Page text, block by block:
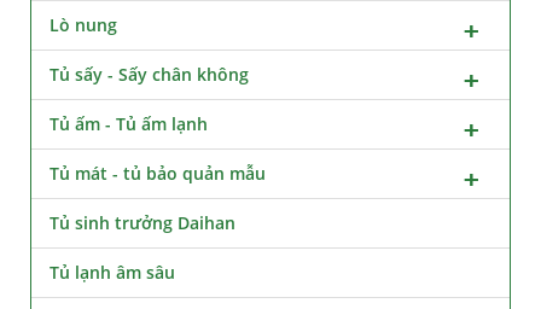
Lò nung
Tủ sấy - Sấy chân không
Tủ ấm - Tủ ấm lạnh
Tủ mát - tủ bảo quản mẫu
Tủ sinh trưởng Daihan
Tủ lạnh âm sâu